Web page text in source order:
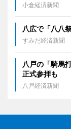
小倉経済新聞
八広で「八八
すみだ経済新聞
八戸の「騎馬
正式参拝も
八戸経済新聞